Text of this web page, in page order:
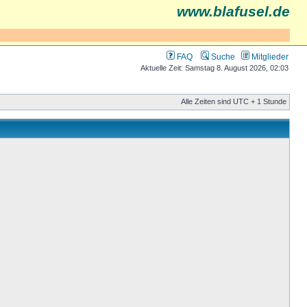
www.blafusel.de
FAQ Suche Mitglieder
Aktuelle Zeit: Samstag 8. August 2026, 02:03
Alle Zeiten sind UTC + 1 Stunde